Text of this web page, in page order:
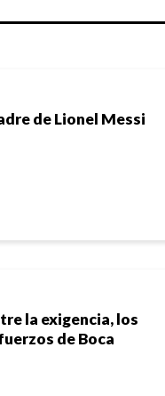
de Lionel Messi
la exigencia, los
de Boca